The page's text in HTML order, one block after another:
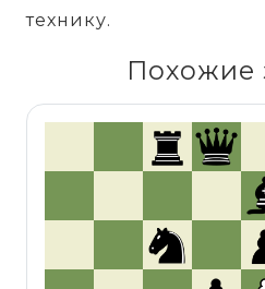
технику.
Похожие